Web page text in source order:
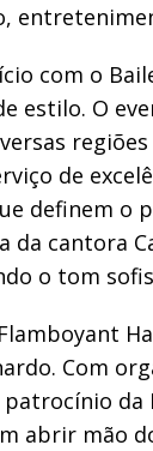
com o
estilo. O
de
definem o
da cantora
o tom
Com
abrir mão